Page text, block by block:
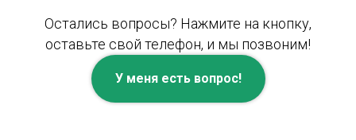
Остались вопросы? Нажмите на кнопку,
оставьте свой телефон, и мы позвоним!
У меня есть вопрос!